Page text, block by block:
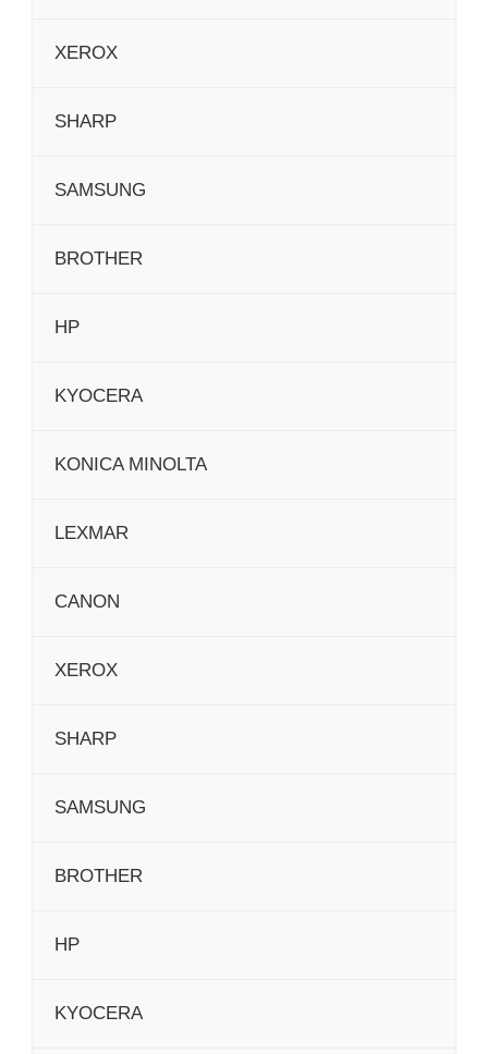
XEROX
SHARP
SAMSUNG
BROTHER
HP
KYOCERA
KONICA MINOLTA
LEXMAR
CANON
XEROX
SHARP
SAMSUNG
BROTHER
HP
KYOCERA